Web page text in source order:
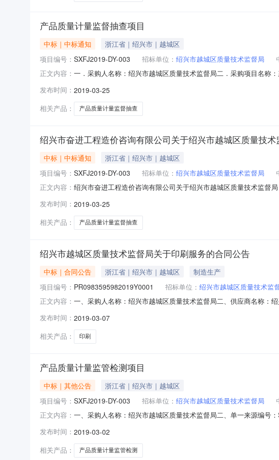
产品质量计量监督抽查项目
中标｜中标通知
浙江省｜绍兴市｜越城区
项目编号： SXFJ2019-DY-003 招标单位： 绍兴市越城区质量技术监督局
正文内容： 一．采购人名称：绍兴市越城区质量技术监督局二．采购项目名称
项一：￥400000元八．评审小组成员名单：陈合力、王良熙、夏勇
自本公告期限
发布时间： 2019-03-25
相关产品：
产品质量计量监督抽查
绍兴市奋进工程造价咨询有限公司关于绍兴市越城区质量技
中标｜中标通知
浙江省｜绍兴市｜越城区
项目编号： SXFJ2019-DY-003 招标单位： 绍兴市越城区质量技术监督局
正文内容： 绍兴市奋进工程造价咨询有限公司关于绍兴市越城区质量技术监督
期：2019-03-22七．中标/成交结果：标项标项名称中标供应商总
单：
发布时间： 2019-03-25
相关产品：
产品质量计量监督抽查
绍兴市越城区质量技术监督局关于印刷服务的合同公告
中标｜合同公告 浙江省｜绍兴市｜越城区
制造生产
项目编号： PR0983595982019Y0001 招标单位： 绍兴市越城区质量技术监
正文内容： 一、采购人名称：绍兴市越城区质量技术监督局二、供应商名称：
二类、三类详见附件张10000.13130.003二类、三类详见附件本
发布时间： 2019-03-07
相关产品：
印刷
产品质量计量监管检测项目
中标｜其他公告
浙江省｜绍兴市｜越城区
项目编号： SXFJ2019-DY-003 招标单位： 绍兴市越城区质量技术监督局
正文内容： 一、采购人名称：绍兴市越城区质量技术监督局二、单一来源编号
六、拟采用的采购方式：单一来源采购方式七、申请理由：详见“论
沥海镇花宫道8号九．论
发布时间： 2019-03-02
相关产品：
产品质量计量监管检测